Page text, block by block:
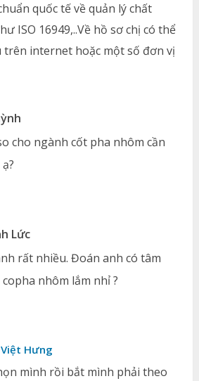
quốc tế về quản lý chất
ISO 16949,..Về hồ sơ chị có thể
trên internet hoặc một số đơn vị
cho ngành cốt pha nhôm cần
Lức
rất nhiều. Đoán anh có tâm
nhôm lắm nhỉ ?
Hưng
mình rồi bắt mình phải theo